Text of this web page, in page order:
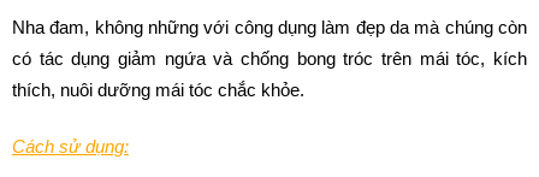
Nha đam, không những với công dụng làm đẹp da mà chúng còn
có tác dụng giảm ngứa và chống bong tróc trên mái tóc, kích
thích, nuôi dưỡng mái tóc chắc khỏe.
Cách sử dụng: